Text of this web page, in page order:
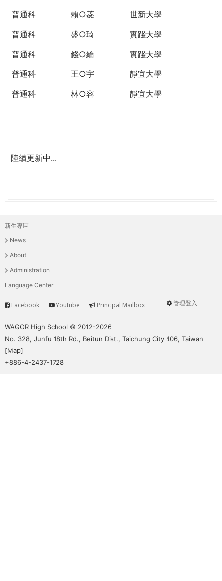
普通科
賴○菱
世新大學
普通科
盛○琦
實踐大學
普通科
錢○綸
實踐大學
普通科
王○宇
靜宜大學
普通科
林○容 靜宜大學
陸續更新中...
主
選
單
新生專區
News
About
Administration
Language Center
User
管理登入
Service
Facebook Youtube Principal Mailbox
WAGOR High School © 2012-2026
No. 328, Junfu 18th Rd., Beitun Dist., Taichung City 406, Taiwan
[Map]
+886-4-2437-1728